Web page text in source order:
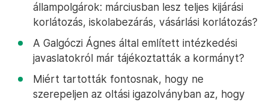
állampolgárok: márciusban lesz teljes kijárási
korlátozás, iskolabezárás, vásárlási korlátozás?
A Galgóczi Ágnes által említett intézkedési
javaslatokról már tájékoztatták a kormányt?
Miért tartották fontosnak, hogy ne
szerepeljen az oltási igazolványban az, hogy